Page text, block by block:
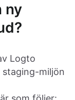
ny
Logto
miljön